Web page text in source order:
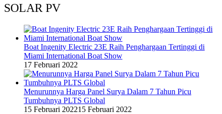
SOLAR PV
Boat Ingenity Electric 23E Raih Penghargaan Tertinggi di
Miami International Boat Show
17 Februari 2022
Menurunnya Harga Panel Surya Dalam 7 Tahun Picu
Tumbuhnya PLTS Global
15 Februari 202215 Februari 2022